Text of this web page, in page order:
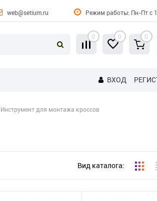
web@setium.ru Режим работы: Пн-Пт с
0 0 0
ВХОД
Инструмент для монтажа кроссов
Вид каталога: